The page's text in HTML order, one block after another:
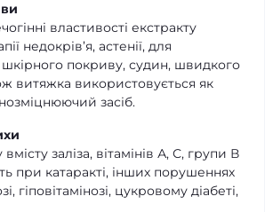
властивості екстракту
недокрів’я, астенії, для
покриву, судин, швидкого
витяжка використовується як
засіб.
заліза, вітамінів А, С, групи В
при катаракті, інших порушеннях
гіповітамінозі, цукровому діабеті,